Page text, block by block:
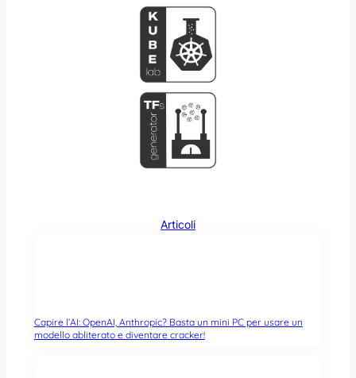
Articoli
Capire l’AI: OpenAI, Anthropic? Basta un mini PC per usare un
modello abliterato e diventare cracker!